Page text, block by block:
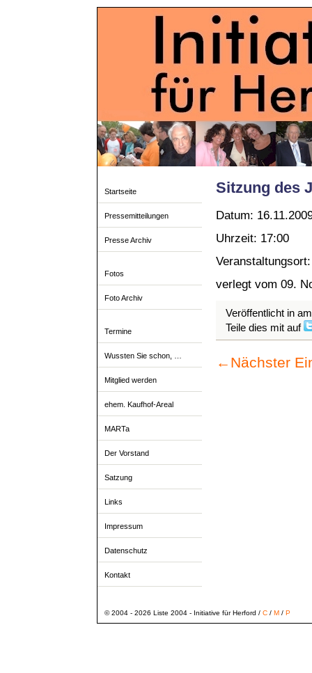
Startseite
Pressemitteilungen
Presse Archiv
Fotos
Foto Archiv
Termine
Wussten Sie schon, …
Mitglied werden
ehem. Kaufhof-Areal
MARTa
Der Vorstand
Satzung
Links
Impressum
Datenschutz
Kontakt
Sitzung des
Datum:
Uhrzeit: 17:00
verlegt vom 09.
Veröffentlicht in
Teile dies mit auf
← Nächster
© 2004 - 2026 Liste 2004 - Initiative für Herford / C/ M/ P